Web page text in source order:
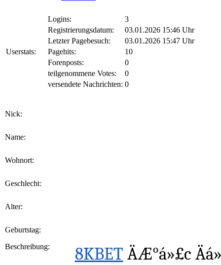
Userstats:
Logins:
3
Registrierungsdatum:
03.01.2026 15:46 Uhr
Letzter Pagebesuch:
03.01.2026 15:47 Uhr
Pagehits:
10
Forenposts:
0
teilgenommene Votes:
0
versendete Nachrichten: 0
Nick:
Name:
Wohnort:
Geschlecht:
Alter:
Geburtstag:
Beschreibung:
8KBET ÄÆ°á»£c